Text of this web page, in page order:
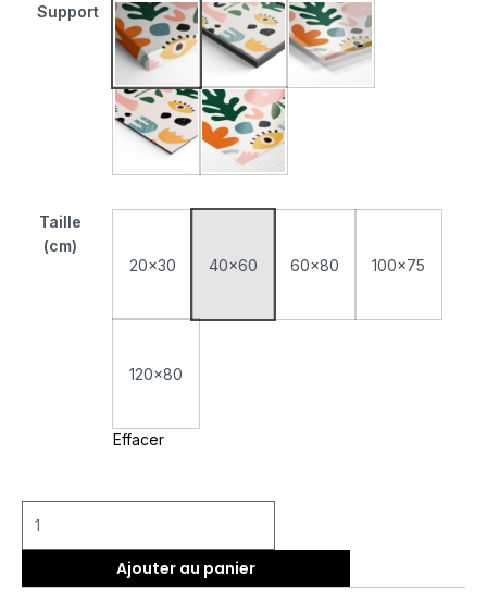
Support
Tableau Monté Sur Châssis
Tableau Cadre Flottant
Tableau Plexiglas
Tableau AluminiumPoster sur Papier Photo
Taille
(cm)
20x30
40x60 60x80 100x75
120x80
Effacer
Ajouter au panier